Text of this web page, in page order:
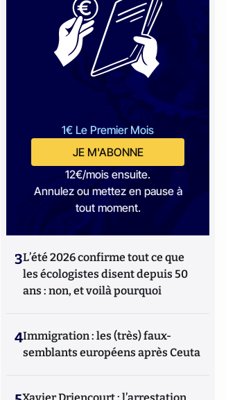
1€ Le Premier Mois
JE M'ABONNE
12€/mois ensuite.
Annulez ou mettez en pause à
tout moment.
3L’été 2026 confirme tout ce que
les écologistes disent depuis 50
ans : non, et voilà pourquoi
4Immigration : les (très) faux-
semblants européens après Ceuta